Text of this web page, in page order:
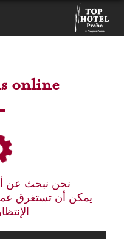
online
نحن نبحث عن
يمكن أن تستغرق